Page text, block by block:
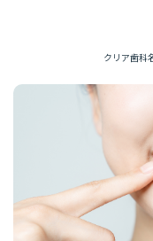
クリア歯科